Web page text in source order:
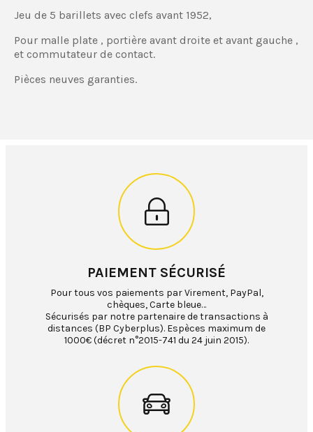
Jeu de 5 barillets avec clefs avant 1952,
Pour malle plate , portière avant droite et avant gauche ,
et commutateur de contact.
Pièces neuves garanties.
PAIEMENT SÉCURISÉ
Pour tous vos paiements par Virement, PayPal,
chèques, Carte bleue…
Sécurisés par notre partenaire de transactions à
distances (BP Cyberplus). Espèces maximum de
1000€ (décret n°2015-741 du 24 juin 2015).